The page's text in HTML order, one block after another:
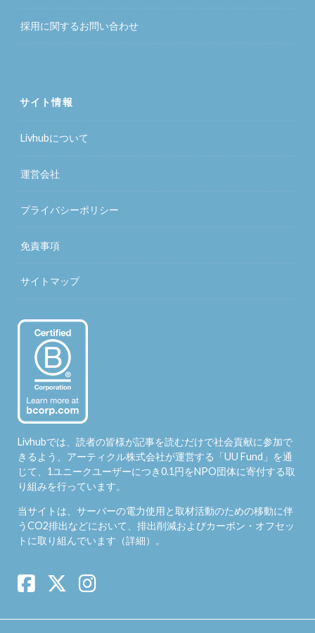
採用に関するお問い合わせ
サイト情報
Livhubについて
運営会社
プライバシーポリシー
免責事項
サイトマップ
Livhubでは、読者の皆様が記事を読むだけで社会貢献に参加で
きるよう、アーティクル株式会社が運営する「UU Fund 」を通
じて、1ユニークユーザーにつき0.1円をNPO団体に寄付する取
り組みを行っています。
当サイトは、サーバーの電力使用と取材活動のための移動に伴
うCO2排出などにおいて、排出削減およびカーボン・オフセッ
トに取り組んでいます（詳細）。